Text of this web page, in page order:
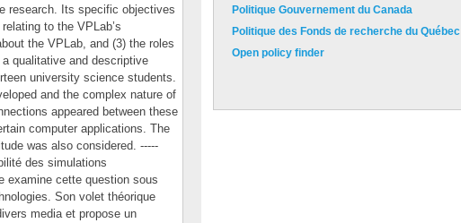
research. Its specific objectives
to the VPLab’s
the VPLab, and (3) the roles
qualitative and descriptive
university science students.
and the complex nature of
appeared between these
computer applications. The
was also considered. -----
des simulations
examine cette question sous
Son volet théorique
media et propose un
Politique Gouvernement du Canada
Politique des Fonds de recherche du Québec
Open policy finder